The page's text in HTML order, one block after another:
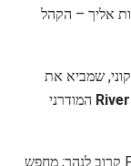
אליך – הקהל
שמביא את
המודרני
מכסת האורחים ממוקמת בפינה של Putney End קרוב לנהר; מחפש